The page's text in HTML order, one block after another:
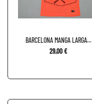
BARCELONA MANGA LARGA...
29,00 €